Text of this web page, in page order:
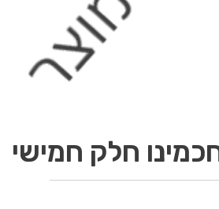
חלק חמישי